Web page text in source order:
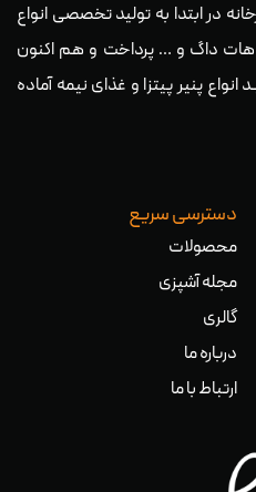
در ابتدا به تولید تخصصی انواع
هات داگ و … پرداخت و هم اکنون
انواع پنیر پیتزا و غذای نیمه آماده
دسترسی سریع
محصولات
مجله آشپزی
گالری
درباره ما
ارتباط با ما